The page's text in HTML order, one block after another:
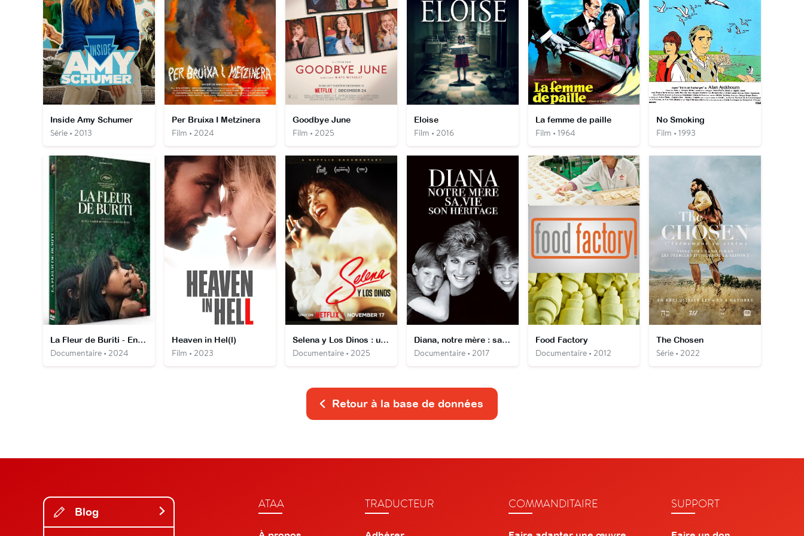
Inside Amy Schumer
Série • 2013
Per Bruixa I Metzinera
Film • 2024
Goodbye June
Film • 2025
Eloise
Film • 2016
La femme de paille
Film • 1964
No Smoking
Film • 1993
La Fleur de Buriti - Entretien avec Renée Nader Messora et João Salaviza
Documentaire • 2024
Heaven in Hel(l)
Film • 2023
Selena y Los Dinos : une affaire de famille
Documentaire • 2025
Diana, notre mère : sa vie, son héritage
Documentaire • 2017
Food Factory
Documentaire • 2012
The Chosen
Série • 2022
Retour à la base de données
Blog
ATAA TRADUCTEUR COMMANDITAIRE SUPPORT